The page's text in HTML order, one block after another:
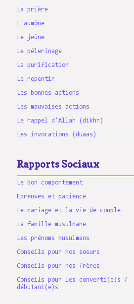
La prière
L'aumône
Le jeûne
Le pélerinage
La purification
Le repentir
Les bonnes actions
Les mauvaises actions
Le rappel d'Allah (dikhr)
Les invocations (duaas)
Rapports Sociaux
Le bon comportement
Epreuves et patience
Le mariage et la vie de couple
La famille musulmane
Les prénoms musulmans
Conseils pour nos soeurs
Conseils pour nos frères
Conseils pour les converti(e)s /
débutant(e)s